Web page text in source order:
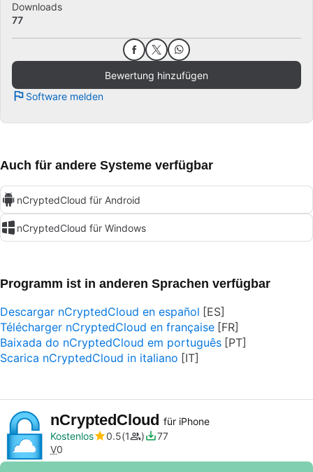
Downloads
77
Bewertung hinzufügen
Software melden
Auch für andere Systeme verfügbar
nCryptedCloud für Android
nCryptedCloud für Windows
Programm ist in anderen Sprachen verfügbar
Descargar nCryptedCloud en español
Télécharger nCryptedCloud en française
Baixada do nCryptedCloud em português
Scarica nCryptedCloud in italiano
nCryptedCloud für iPhone
Kostenlos
0.5 1
77
V0